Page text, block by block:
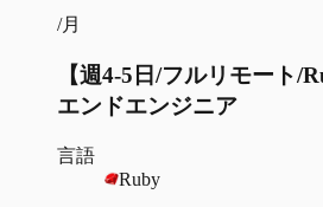
/月
【週4-5日/フルリモート/
エンドエンジニア
言語
Ruby